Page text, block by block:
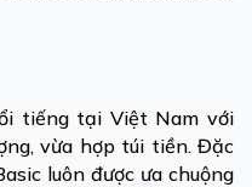
tiếng tại Việt Nam với
vừa hợp túi tiền. Đặc
luôn được ưa chuộng